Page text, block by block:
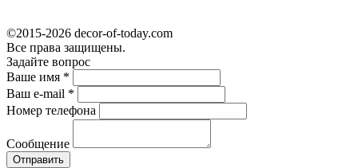
©2015-2026 decor-of-today.com
Все права защищены.
Задайте вопрос
Ваше имя *
Ваш e-mail *
Номер телефона
Сообщение